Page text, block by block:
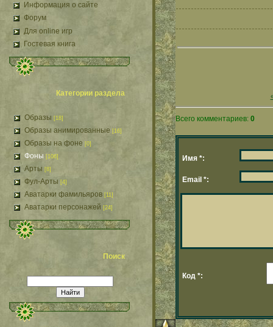
Информация о сайте
Форум
Для online игр
Гостевая книга
Категории раздела
Образы [18]
Образы анимированные [16]
Образы на фоне [0]
Фоны [106]
Арты [8]
Фул-Арты [4]
Аватарки фамильяров [11]
Аватарки персонажей [24]
Поиск
Всего комментариев: 0
Имя *:
Email *:
Код *: